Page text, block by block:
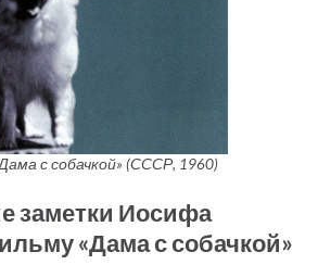
с собачкой» (СССР, 1960)
заметки Иосифа
«Дама с собачкой»